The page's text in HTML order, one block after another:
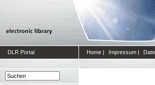
DLR Portal Home | Impressum |